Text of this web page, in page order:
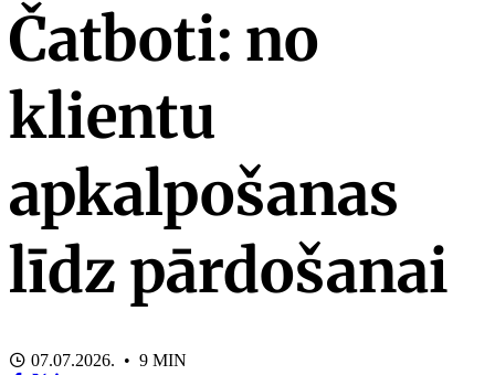
Čatboti: no
klientu
apkalpošanas
līdz pārdošanai
07.07.2026. • 9 MIN